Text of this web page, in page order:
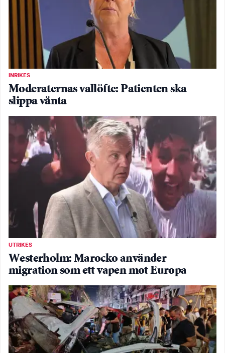
INRIKES
Moderaternas vallöfte: Patienten ska
slippa vänta
UTRIKES
Westerholm: Marocko använder
migration som ett vapen mot Europa